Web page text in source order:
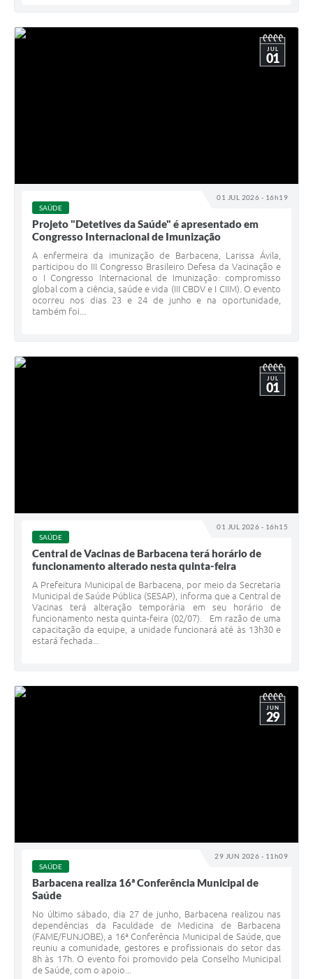
01 JUL 2026 - 16h19
JUL
01
SAÚDE
Projeto "Detetives da Saúde" é apresentado em
Congresso Internacional de Imunização
A enfermeira da imunização de Barbacena, Larissa Ávila,
participou do III Congresso Brasileiro Defesa da Vacinação e
o I Congresso Internacional de Imunização: compromisso
global com a ciência, saúde e vida (III CBDV e I CIIM). O evento
ocorreu nos dias 23 e 24 de junho e na oportunidade,
também foi...
01 JUL 2026 - 16h15
JUL
01
SAÚDE
Central de Vacinas de Barbacena terá horário de
funcionamento alterado nesta quinta-feira
A Prefeitura Municipal de Barbacena, por meio da Secretaria
Municipal de Saúde Pública (SESAP), informa que a Central de
Vacinas terá alteração temporária em seu horário de
funcionamento nesta quinta-feira (02/07). Em razão de uma
capacitação da equipe, a unidade funcionará até às 13h30 e
estará fechada...
29 JUN 2026 - 11h09
JUN
29
SAÚDE
Barbacena realiza 16ª Conferência Municipal de
Saúde
No último sábado, dia 27 de junho, Barbacena realizou nas
dependências da Faculdade de Medicina de Barbacena
(FAME/FUNJOBE), a 16ª Conferência Municipal de Saúde, que
reuniu a comunidade, gestores e profissionais do setor das
8h às 17h. O evento foi promovido pela Conselho Municipal
de Saúde, com o apoio...